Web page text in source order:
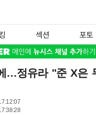
섹션 포토
…정유라 "준 X은